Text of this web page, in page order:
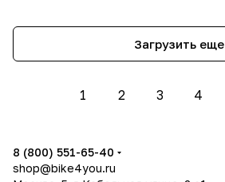
Загрузить еще
1 2 3 4
8 (800) 551-65-40
shop@bike4you.ru